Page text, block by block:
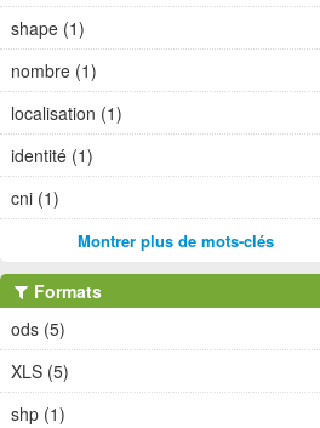
shape (1)
nombre (1)
localisation (1)
identité (1)
cni (1)
Montrer plus de mots-clés
Formats
ods (5)
XLS (5)
shp (1)